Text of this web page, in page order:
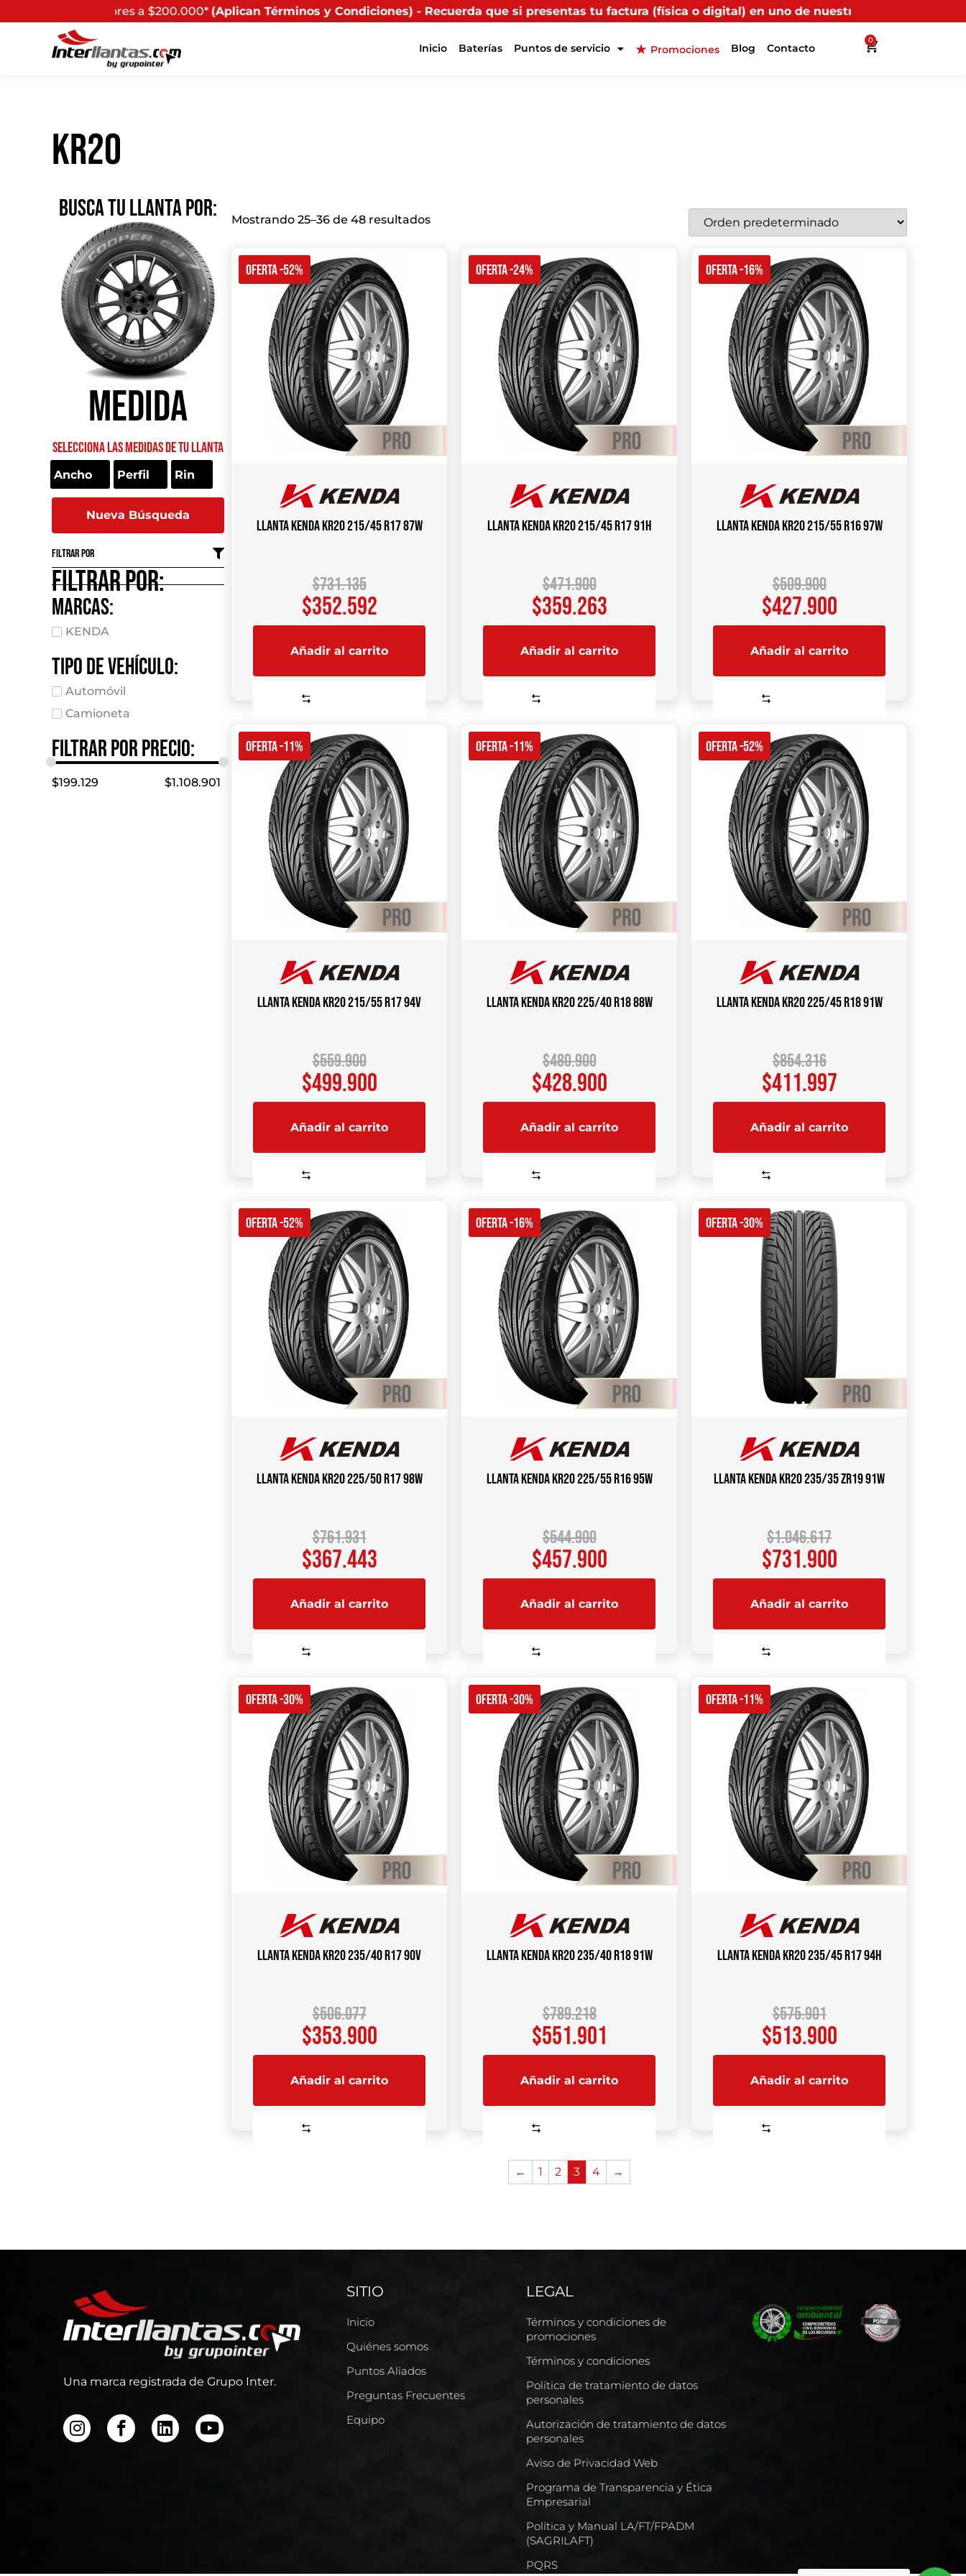
(Aplican Términos y Condiciones) - Recuerda que si presentas tu factura (física o digital) en uno de nuestros puntos propios, recibirás más
Inicio Baterías Puntos de servicio Promociones Blog Contacto
0
KR20
BUSCA TU LLANTA POR:
Medida
Selecciona las medidas de tu llanta
Nueva Búsqueda
Filtrar por
Filtrar por:
marcas:
KENDA
Tipo de vehículo:
Automóvil
Camioneta
Filtrar por precio:
$199.129 $1.108.901
Mostrando 25–36 de 48 resultados
OFERTA -52%
Llanta KENDA KR20 215/45 R17 87W
$731.135
$352.592
Añadir al carrito
OFERTA -24%
Llanta KENDA KR20 215/45 R17 91H
$471.900
$359.263
Añadir al carrito
OFERTA -16%
Llanta KENDA KR20 215/55 R16 97W
$509.900
$427.900
Añadir al carrito
OFERTA -11%
Llanta KENDA KR20 215/55 R17 94V
$559.900
$499.900
Añadir al carrito
OFERTA -11%
Llanta KENDA KR20 225/40 R18 88W
$480.900
$428.900
Añadir al carrito
OFERTA -52%
Llanta KENDA KR20 225/45 R18 91W
$854.316
$411.997
Añadir al carrito
OFERTA -52%
Llanta KENDA KR20 225/50 R17 98W
$761.931
$367.443
Añadir al carrito
OFERTA -16%
Llanta KENDA KR20 225/55 R16 95W
$544.900
$457.900
Añadir al carrito
OFERTA -30%
Llanta KENDA KR20 235/35 ZR19 91W
$1.046.617
$731.900
Añadir al carrito
OFERTA -30%
Llanta Kenda KR20 235/40 R17 90V
$506.077
$353.900
Añadir al carrito
OFERTA -30%
Llanta KENDA KR20 235/40 R18 91W
$789.218
$551.901
Añadir al carrito
OFERTA -11%
Llanta KENDA KR20 235/45 R17 94H
$575.901
$513.900
Añadir al carrito
← 1 2 3 4 →
Una marca registrada de Grupo Inter.
SITIO
Inicio
Quiénes somos
Puntos Aliados
Preguntas Frecuentes
Equipo
LEGAL
Términos y condiciones de
promociones
Términos y condiciones
Política de tratamiento de datos
personales
Autorización de tratamiento de datos
personales
Aviso de Privacidad Web
Programa de Transparencia y Ética
Empresarial
Política y Manual LA/FT/FPADM
(SAGRILAFT)
PQRS